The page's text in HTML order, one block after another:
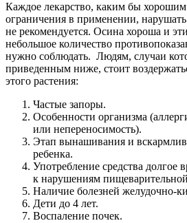
Каждое лекарство, каким бы
ограничения в применении, нарушать
не рекомендуется. Осина хороша и
небольшое количество
нужно соблюдать. Людям, случаи
приведенным ниже, стоит
этого растения:
Частые запоры.
Особенности организма
или непереносимость).
Этап вынашивания и
ребенка.
Употребление средства долгое
к нарушениям
Наличие болезней желудочно-
Дети до 4 лет.
Воспаление почек.